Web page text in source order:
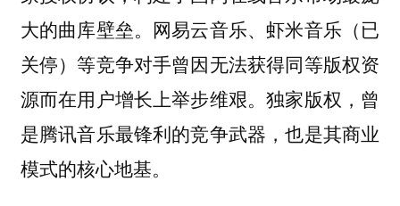
大的曲库壁垒。网易云音乐、虾米音乐（已
关停）等竞争对手曾因无法获得同等版权资
源而在用户增长上举步维艰。独家版权，曾
是腾讯音乐最锋利的竞争武器，也是其商业
模式的核心地基。